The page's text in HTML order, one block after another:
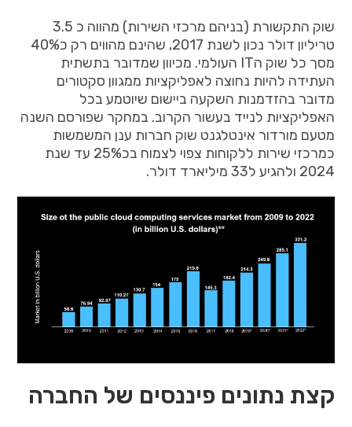
שוק התקשורת (בניהם מרכזי השירות) מהווה כ
טריליון דולר נכון לשנת שהינם מהווים רק כ40%
מסך כל שוק הIT העולמי. מכיוון שמדובר בתשתית
העתידה להיות נחוצה לאפליקציות ממגוון סקטורים
מדובר בהזדמנות השקעה ביישום שיוטמע בכל
האפליקציות לנייד בעשור הקרוב. במחקר שפורסם השנה
מטעם מורדור אינטלגנט שוק חברות ענן המשמשות
כמרכזי שירות ללקוחות צפוי לצמוח בכ25% עד שנת
2024 ולהגיע ל33 מיליארד דולר.
קצת נתונים פיננסים של החברה